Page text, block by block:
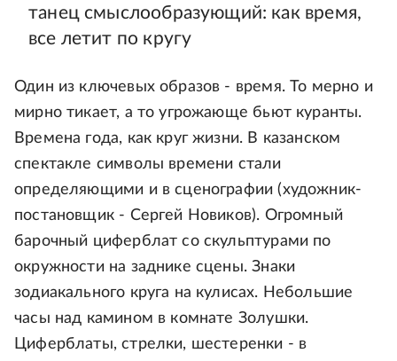
танец смыслообразующий: как время,
все летит по кругу
Один из ключевых образов - время. То мерно и
мирно тикает, а то угрожающе бьют куранты.
Времена года, как круг жизни. В казанском
спектакле символы времени стали
определяющими и в сценографии (художник-
постановщик - Сергей Новиков). Огромный
барочный циферблат со скульптурами по
окружности на заднике сцены. Знаки
зодиакального круга на кулисах. Небольшие
часы над камином в комнате Золушки.
Циферблаты, стрелки, шестеренки - в